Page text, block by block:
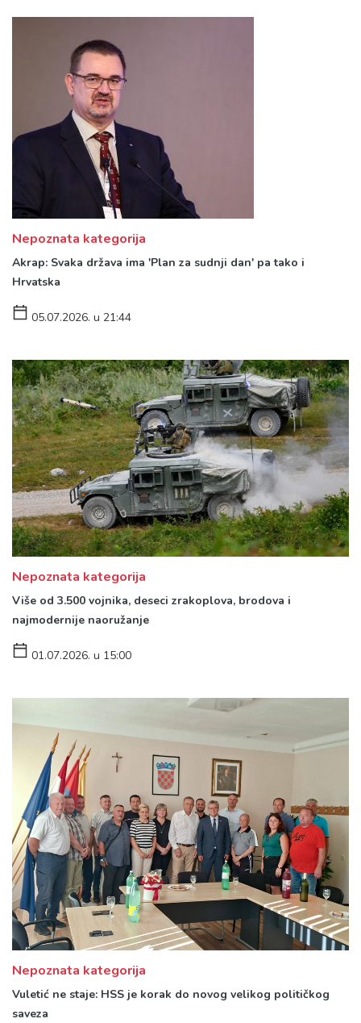
Nepoznata kategorija
Akrap: Svaka država ima 'Plan za sudnji dan' pa tako i
Hrvatska
05.07.2026. u 21:44
Nepoznata kategorija
Više od 3.500 vojnika, deseci zrakoplova, brodova i
najmodernije naoružanje
01.07.2026. u 15:00
Nepoznata kategorija
Vuletić ne staje: HSS je korak do novog velikog političkog
saveza